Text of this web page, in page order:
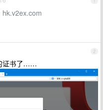
hk.v2ex.com
2
证书了……